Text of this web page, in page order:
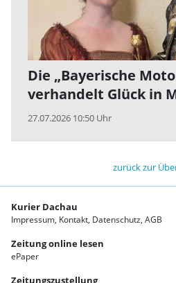
Die „Bayerische
verhandelt Glück in
27.07.2026 10:50 Uhr
zurück zur
Kurier Dachau
Impressum Kontakt Datenschutz AGB
Zeitung online lesen
ePaper
Zeitungszustellung